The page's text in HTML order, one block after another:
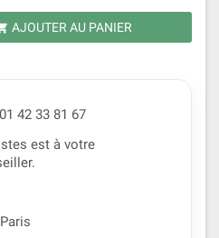
AJOUTER AU PANIER
42 33 81 67
est à votre